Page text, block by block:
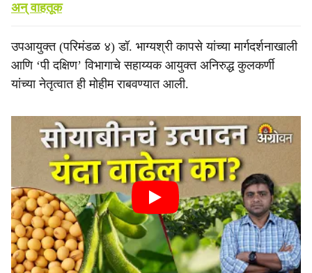
अन् वाहतूक
​उपआयुक्त (परिमंडळ ४) डॉ. भाग्यश्री कापसे यांच्या मार्गदर्शनाखाली
आणि ‘पी दक्षिण’ विभागाचे सहाय्यक आयुक्त अनिरुद्ध कुलकर्णी
यांच्या नेतृत्वात ही मोहीम राबवण्यात आली.